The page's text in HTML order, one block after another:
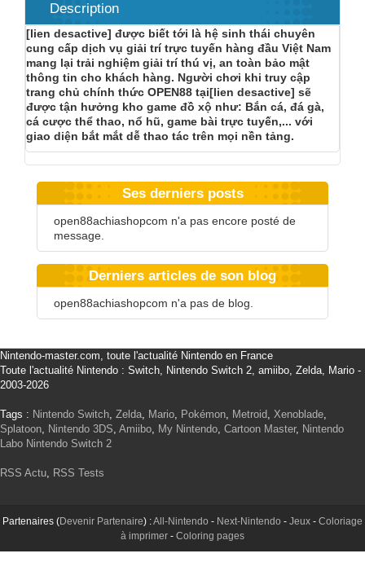
Description
[lien desactive] được biết tới là hệ sinh thái chuyên
cung cấp dịch vụ giải trí trực tuyến hàng đầu Việt Nam
mang lại trải nghiệm giải trí thú vị, an toàn bảo mật
thông tin cho khách hàng. Người chơi khi truy cập
trang chủ chính thức OPEN88 tại[lien desactive] sẽ
được tận hưởng kho game đồ xộ như: Bắn cá, đá gà,
cá cược thể thao, nổ hũ, game bài trực tuyến,... với
giao diện bắt mắt dễ thao tác trên mọi nền tảng.
Ses derniers posts
open88achiashopcom n'a pas encore posté de
message.
Derniers articles de son blog
open88achiashopcom n'a pas de blog.
Nintendo-master.com, toute l'actualité Nintendo en France
Toute l'actualité Nintendo : Switch, Nintendo Switch 2, amiibo, Zelda, Mario -
2003-2026
Tags : Nintendo Switch, Zelda, Mario, Pokémon, Metroid, Xenoblade,
Splatoon, Nintendo 3DS, Amiibo, My Nintendo, Cartoon Master, Nintendo
Labo Nintendo Switch 2
RSS Actu, RSS Tests
Partenaires (Devenir Partenaire) :All-Nintendo - Next-Nintendo - Jeux - Coloriage
à imprimer - Coloring pages